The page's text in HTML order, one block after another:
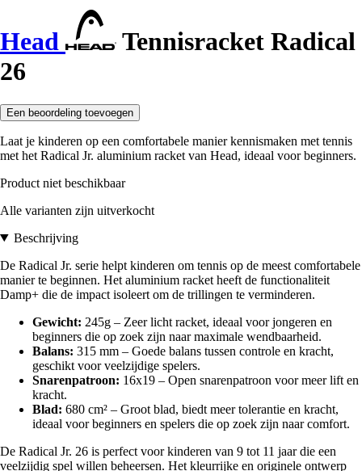
Head
Tennisracket Radical
26
Een beoordeling toevoegen
Laat je kinderen op een comfortabele manier kennismaken met tennis
met het Radical Jr. aluminium racket van Head, ideaal voor beginners.
Product niet beschikbaar
Alle varianten zijn uitverkocht
Beschrijving
De Radical Jr. serie helpt kinderen om tennis op de meest comfortabele
manier te beginnen. Het aluminium racket heeft de functionaliteit
Damp+ die de impact isoleert om de trillingen te verminderen.
Gewicht: 245g – Zeer licht racket, ideaal voor jongeren en
beginners die op zoek zijn naar maximale wendbaarheid.
Balans: 315 mm – Goede balans tussen controle en kracht,
geschikt voor veelzijdige spelers.
Snarenpatroon: 16x19 – Open snarenpatroon voor meer lift en
kracht.
Blad: 680 cm² – Groot blad, biedt meer tolerantie en kracht,
ideaal voor beginners en spelers die op zoek zijn naar comfort.
De Radical Jr. 26 is perfect voor kinderen van 9 tot 11 jaar die een
veelzijdig spel willen beheersen. Het kleurrijke en originele ontwerp